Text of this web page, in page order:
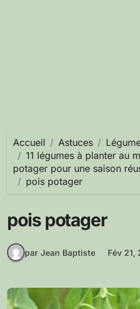
Accueil Astuces
11 légumes à planter au
potager pour une saison
pois potager
pois potager
par Jean Baptiste Fév 21,